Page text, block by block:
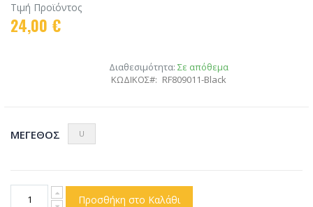
Τιμή Προϊόντος
24,00 €
Διαθεσιμότητα: Σε απόθεμα
ΚΩΔΙΚΟΣ
RF809011-Black
ΜΈΓΕΘΟΣ U
Προσθήκη στο Καλάθι